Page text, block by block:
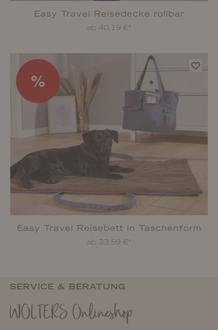
Easy Travel Reisedecke rollbar
ab 40,19 €*
%
Easy Travel Reisebett in Taschenform
ab 33,59 €*
SERVICE & BERATUNG
WOLTERS Onlineshop